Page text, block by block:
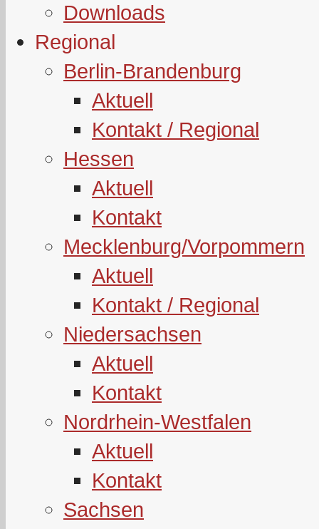
Downloads
Regional
Berlin-Brandenburg
Aktuell
Kontakt / Regional
Hessen
Aktuell
Kontakt
Mecklenburg/Vorpommern
Aktuell
Kontakt / Regional
Niedersachsen
Aktuell
Kontakt
Nordrhein-Westfalen
Aktuell
Kontakt
Sachsen